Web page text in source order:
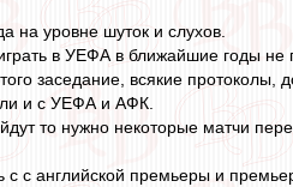
на уровне шуток и слухов.
в УЕФА в ближайшие годы
заседание, всякие протоколы,
и с УЕФА и АФК.
то нужно некоторые матчи
с с английской премьеры и